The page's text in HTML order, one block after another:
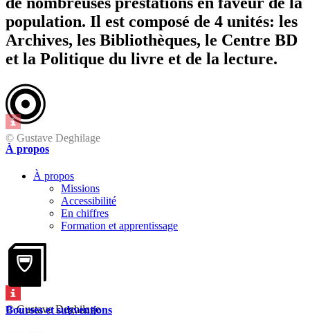
© Gustave Deghilage
© Gustave Deghilage
population. Il est composé de 4 unités: les
Archives, les Bibliothèques, le Centre BD
et la Politique du livre et de la lecture.
À propos
À propos
Missions
Accessibilité
En chiffres
Formation et apprentissage
Bourses et subventions